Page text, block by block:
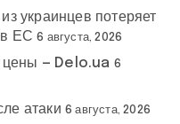
украинцев потеряет
в ЕС 6 августа, 2026
цены — Delo.ua 6
атаки 6 августа, 2026